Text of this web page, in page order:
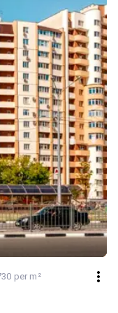
ваші запитання та
3D-тур цього обєкту
ua/r3d/120030 ; ID
per m²